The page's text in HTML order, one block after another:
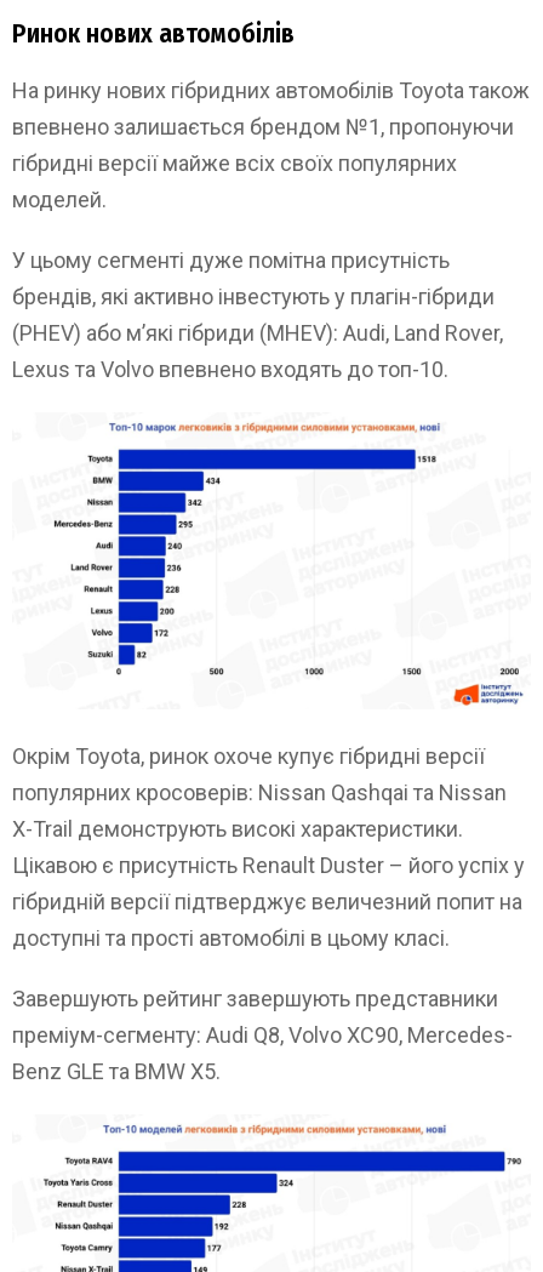
Ринок нових автомобілів
На ринку нових гібридних автомобілів Toyota також
впевнено залишається брендом №1, пропонуючи
гібридні версії майже всіх своїх популярних
моделей.
У цьому сегменті дуже помітна присутність
брендів, які активно інвестують у плагін-гібриди
(PHEV) або мʼякі гібриди (MHEV): Audi, Land Rover,
Lexus та Volvo впевнено входять до топ-10.
Окрім Toyota, ринок охоче купує гібридні версії
популярних кросоверів: Nissan Qashqai та Nissan
X-Trail демонструють високі характеристики.
Цікавою є присутність Renault Duster – його успіх у
гібридній версії підтверджує величезний попит на
доступні та прості автомобілі в цьому класі.
Завершують рейтинг завершують представники
преміум-сегменту: Audi Q8, Volvo XC90, Mercedes-
Benz GLE та BMW X5.